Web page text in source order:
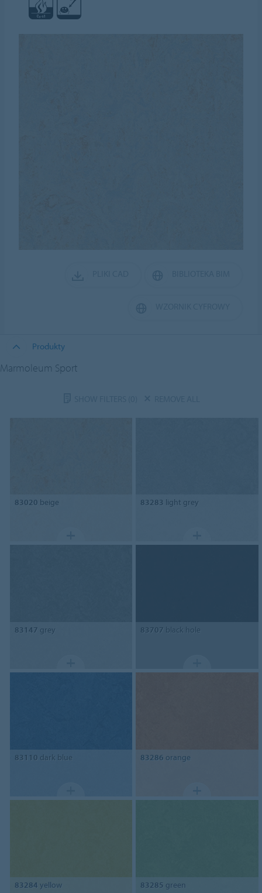
Produkty
Marmoleum Sport
83020 beige 83283 light grey
83147 grey 83707 black hole
83110 dark blue 83286 orange
83284 yellow 83285 green